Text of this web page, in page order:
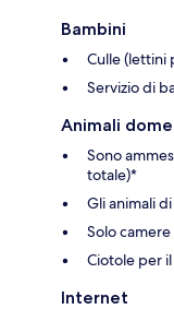
Bambini
Culle (lettini
Servizio di
Animali
Sono
totale)*
Gli animali
Solo
Ciotole per
Internet